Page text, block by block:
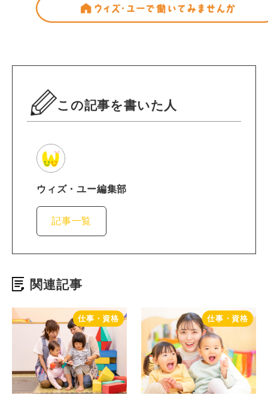
この記事を書いた人
ウィズ・ユー編集部
記事一覧
関連記事
仕事・資格 仕事・資格